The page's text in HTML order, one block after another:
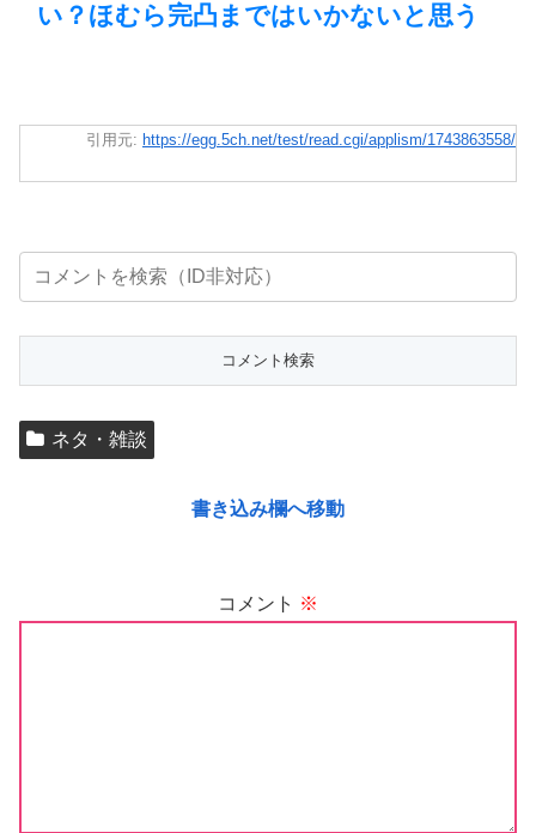
い？ほむら完凸まではいかないと思う
引用元: https://egg.5ch.net/test/read.cgi/applism/1743863558/
ネタ・雑談
書き込み欄へ移動
コメント ※